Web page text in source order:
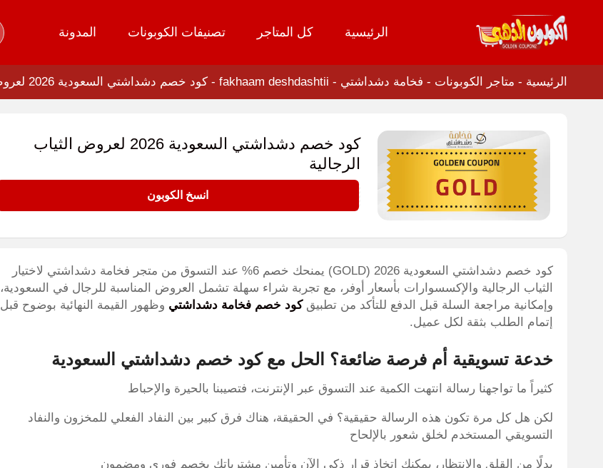
تخطي
المحتوى
الرئيسية كل المتاجر تصنيفات الكوبونات المدونة
الرئيسية - متاجر الكوبونات - فخامة دشداشتي - fakhaam deshdashtii - كود خصم دشداشتي السعودية 2026 لعروض الثياب الرجالية
كود خصم دشداشتي السعودية 2026 لعروض الثياب
الرجالية
انسخ الكوبون
كود خصم دشداشتي السعودية 2026 (GOLD) يمنحك خصم 6% عند التسوق من متجر فخامة دشداشتي لاختيار
الثياب الرجالية والإكسسوارات بأسعار أوفر، مع تجربة شراء سهلة تشمل العروض المناسبة للرجال في السعودية،
وإمكانية مراجعة السلة قبل الدفع للتأكد من تطبيقكود خصم فخامة دشداشتي وظهور القيمة النهائية بوضوح قبل
إتمام الطلب بثقة لكل عميل.
خدعة تسويقية أم فرصة ضائعة؟ الحل مع كود خصم دشداشتي السعودية
كثيراً ما تواجهنا رسالة انتهت الكمية عند التسوق عبر الإنترنت، فتصيبنا بالحيرة والإحباط
لكن هل كل مرة تكون هذه الرسالة حقيقية؟ في الحقيقة، هناك فرق كبير بين النفاد الفعلي للمخزون والنفاد
التسويقي المستخدم لخلق شعور بالإلحاح
بدلًا من القلق والانتظار، يمكنك اتخاذ قرار ذكي الآن وتأمين مشترياتك بخصم فوري ومضمون